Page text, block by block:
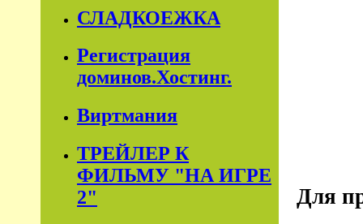
СЛАДКОЕЖКА
Регистрация
доминов.Хостинг.
Виртмания
ТРЕЙЛЕР К
ФИЛЬМУ "НА ИГРЕ
2"
Для